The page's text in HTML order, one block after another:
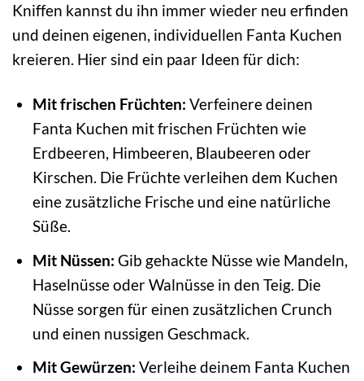
Kniffen kannst du ihn immer wieder neu erfinden
und deinen eigenen, individuellen Fanta Kuchen
kreieren. Hier sind ein paar Ideen für dich:
Mit frischen Früchten: Verfeinere deinen
Fanta Kuchen mit frischen Früchten wie
Erdbeeren, Himbeeren, Blaubeeren oder
Kirschen. Die Früchte verleihen dem Kuchen
eine zusätzliche Frische und eine natürliche
Süße.
Mit Nüssen: Gib gehackte Nüsse wie Mandeln,
Haselnüsse oder Walnüsse in den Teig. Die
Nüsse sorgen für einen zusätzlichen Crunch
und einen nussigen Geschmack.
Mit Gewürzen: Verleihe deinem Fanta Kuchen